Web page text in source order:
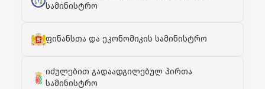
სამინისტრო
ფინანსთა და ეკონომიკის სამინისტრო
იძულებით გადაადგილებულ პირთა
სამინისტრო